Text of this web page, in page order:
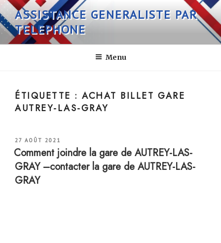
Aller
au
contenu
principal
ASSISTANCE GENERALISTE PAR
TELEPHONE
Menu
ÉTIQUETTE :ACHAT BILLET GARE
AUTREY-LAS-GRAY
PUBLIÉ
LE
27 AOÛT 2021
Comment joindre la gare de AUTREY-LAS-
GRAY –contacter la gare de AUTREY-LAS-
GRAY